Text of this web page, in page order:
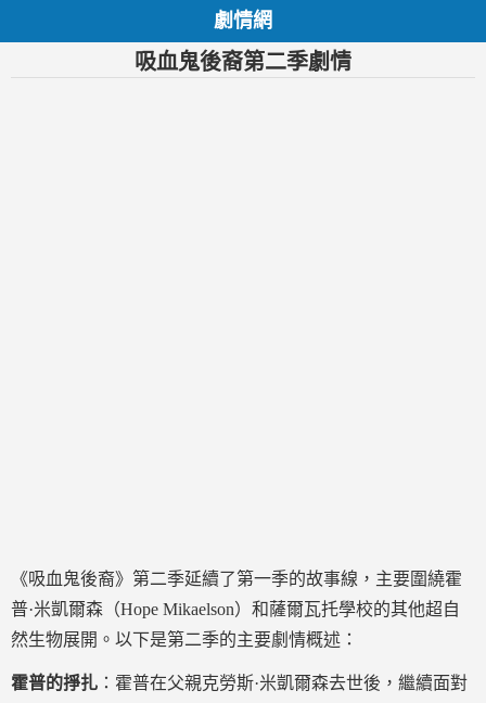
劇情網
吸血鬼後裔第二季劇情
《吸血鬼後裔》第二季延續了第一季的故事線，主要圍繞霍
普·米凱爾森（Hope Mikaelson）和薩爾瓦托學校的其他超自
然生物展開。以下是第二季的主要劇情概述：
霍普的掙扎 ：霍普在父親克勞斯·米凱爾森去世後，繼續面對